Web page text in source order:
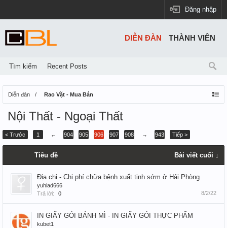
Đăng nhập
Diễn đàn Rao Vặt - Mua Bán
Nội Thất - Ngoại Thất
< Trước 1 ← 904 905 906 907 908 → 943 Tiếp >
Tiêu đề Bài viết cuối ↓
Địa chỉ - Chi phí chữa bệnh xuất tinh sớm ở Hải Phòng
yuhiad666
Trả lời:
0 8/2/22
IN GIẤY GÓI BÁNH MÌ - IN GIẤY GÓI THỰC PHẨM
kubet1
DIỄN ĐÀN
Tìm kiếm Recent Posts
THÀNH VIÊN